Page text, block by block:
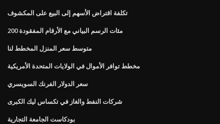
تكلفة اقتراض الأسهم إلى البيع على المكشوف
200 مئات الرسم البياني مع الأرقام المفقودة
متوسط ​​سعر المنزل المخطط لنا
مخطط توافر الأموال في الولايات المتحدة الأمريكية
سعر الدولار الفرنك السويسري
شركات النفط والغاز في تكساس ليك الكبرى
بودكاست الجامعة التجارية